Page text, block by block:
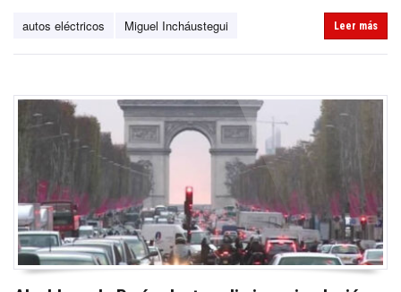
autos eléctricos Miguel Incháustegui Leer más